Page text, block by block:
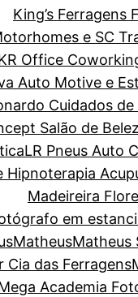
King’s
e SC
Office
Auto Motive e
Cuidados
Salão de
LR Pneus Auto
Hipnoterapia
Madeireira
em
MatheusMatheus
Cia das Ferragens
Academia